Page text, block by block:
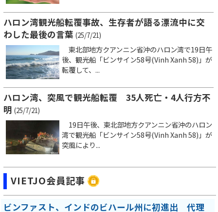
ハロン湾観光船転覆事故、生存者が語る漂流中に交
わした最後の言葉 (25/7/21)
東北部地方クアンニン省沖のハロン湾で19日午
後、観光船「ビンサイン58号(Vinh Xanh 58)」が
転覆して、...
ハロン湾、突風で観光船転覆 35人死亡・4人行方不
明 (25/7/21)
19日午後、東北部地方クアンニン省沖のハロン
湾で観光船「ビンサイン58号(Vinh Xanh 58)」が
突風により...
VIETJO会員記事
ビンファスト、インドのビハール州に初進出 代理